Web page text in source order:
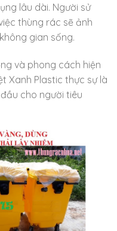
lâu dài. Người sử
thùng rác sẽ ảnh
gian sống.
và phong cách hiện
Xanh Plastic thực sự là
cho người tiêu